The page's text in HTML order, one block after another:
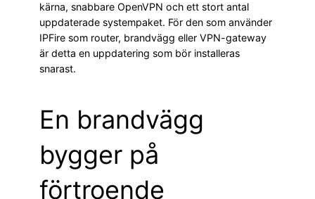
kärna, snabbare OpenVPN och ett stort antal
uppdaterade systempaket. För den som använder
IPFire som router, brandvägg eller VPN-gateway
är detta en uppdatering som bör installeras
snarast.
En brandvägg
bygger på
förtroende